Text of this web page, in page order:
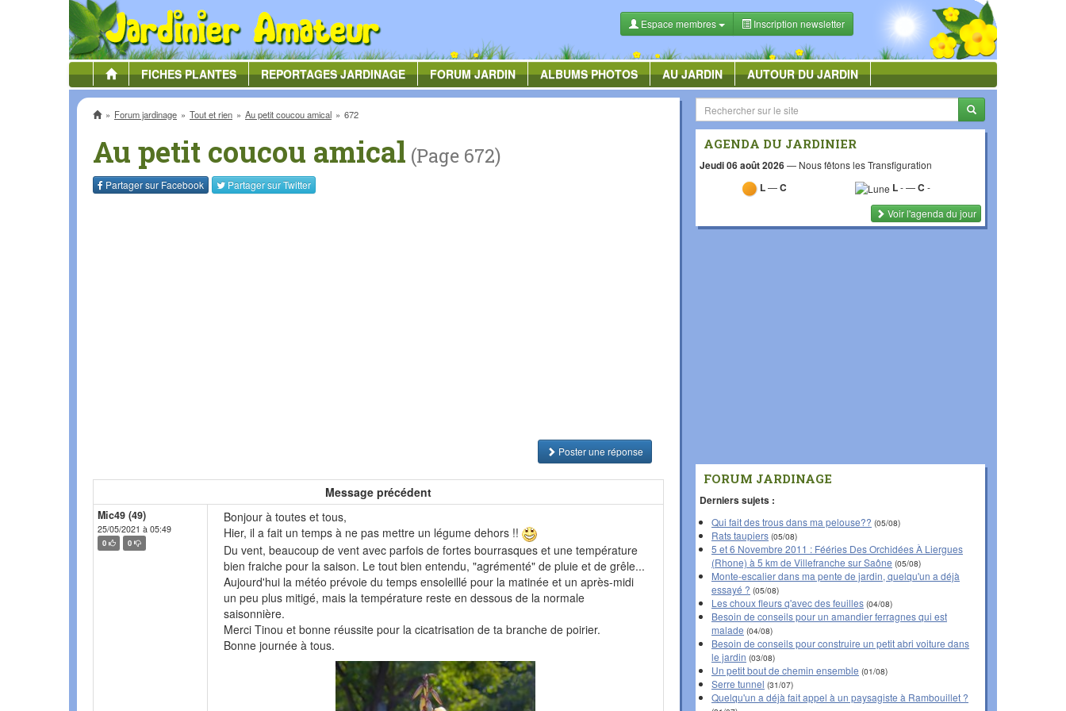
Espace membres Inscription newsletter
FICHESPLANTES REPORTAGESJARDINAGE FORUMJARDIN ALBUMSPHOTOS AU JARDIN AUTOUR DU JARDIN
AccueilForum jardinage Tout et rien Au petit coucou amical 672
Au petit coucou amical (Page 672)
Partager sur Facebook Partager surTwitter
Poster une réponse
Message précédent
Mic49 (49)
25/05/2021 à 05:49
0 0
Bonjour à toutes et tous,
Hier, il a fait un temps à ne pas mettre un légume dehors !!
Du vent, beaucoup de vent avec parfois de fortes bourrasques et une température
bien fraiche pour la saison. Le tout bien entendu, "agrémenté" de pluie et de grêle...
Aujourd'hui la météo prévoie du temps ensoleillé pour la matinée et un après-midi
un peu plus mitigé, mais la température reste en dessous de la normale
saisonnière.
Merci Tinou et bonne réussite pour la cicatrisation de ta branche de poirier.
Bonne journée à tous.
AGENDA DU JARDINIER
Jeudi 06 août 2026— Nous fêtons les Transfiguration
L—C L-—C-
Voir l'agenda du jour
FORUM JARDINAGE
Derniers sujets :
Qui fait des trous dans ma pelouse?? (05/08)
Rats taupiers (05/08)
5 et 6 Novembre 2011 : Fééries Des Orchidées À Liergues
(Rhone) à 5 km de Villefranche sur Saône (05/08)
Monte-escalier dans ma pente de jardin, quelqu'un a déjà
essayé ? (05/08)
Les choux fleurs q'avec des feuilles (04/08)
Besoin de conseils pour un amandier ferragnes qui est
malade (04/08)
Besoin de conseils pour construire un petit abri voiture dans
le jardin (03/08)
Un petit bout de chemin ensemble (01/08)
Serre tunnel (31/07)
Quelqu'un a déjà fait appel à un paysagiste à Rambouillet ?